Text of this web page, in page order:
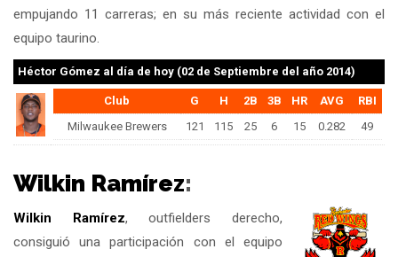
empujando 11 carreras; en su más reciente actividad con el
equipo taurino.
Héctor Gómez al día de hoy (02 de Septiembre del año 2014)
Club G H 2B 3B HR AVG
RBI
Milwaukee Brewers
121 115 25 6 15 0.282 49
Wilkin Ramírez:
Wilkin Ramírez, outfielders derecho,
consiguió una participación con el equipo